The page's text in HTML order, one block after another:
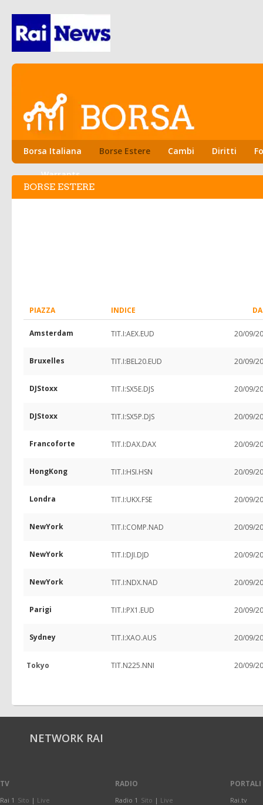
Borsa Italiana Borse Estere Cambi Diritti
Warrants
BORSE ESTERE
PIAZZA INDICE
Amsterdam TIT.I:AEX.EUD 20/09/
Bruxelles TIT.I:BEL20.EUD 20/09/
DJStoxx TIT.I:SX5E.DJS 20/09/
DJStoxx TIT.I:SX5P.DJS 20/09/
Francoforte TIT.I:DAX.DAX 20/09/
HongKong TIT.I:HSI.HSN 20/09/
Londra TIT.I:UKX.FSE 20/09/
NewYork TIT.I:COMP.NAD 20/09/
NewYork TIT.I:DJI.DJD 20/09/
NewYork TIT.I:NDX.NAD 20/09/
Parigi TIT.I:PX1.EUD 20/09/
Sydney TIT.I:XAO.AUS 20/09/
Tokyo TIT.N225.NNI 20/09/
NETWORK RAI
TV
Rai 1 Sito | Live
RADIO
Radio 1 Sito | Live
PORTALI
Rai.tv